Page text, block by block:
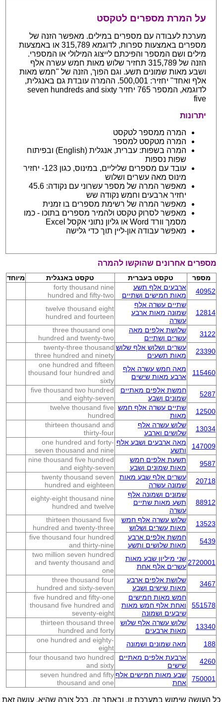
על המרת מספרים לטקסט
מערכת לעבודה עם מספרים במילים. מאפשר הזנה של
מספרים באמצעות ספרות, לדוגמא 315,789 או באמצעות
מילים ושם המספר והפיכתם לייצוג המילולי או המספרי.
הזנה של 315,789 תחזיר שלוש מאות חמש עשרה אלף
ושבע מאות שמונים תשע. וגם הפוך, הזנה של "חמש מאות
אלף ואחד" יחזיר: 500,001. ההמרה עובדת גם באנגלית,
לדוגמא, המספר 765 יחזיר seven hundreds and sixty
five
יתרונות
המרה ממספר לטקסט
המרה מטקסט למספר
המרה בשפות: עברית, אנגלית (English) ובפיתוח
שפות נספות
עובד עם מספרים שליליים, במינוס, כגון 123- יחזיר
מינוס מאה עשרים ושלוש
מאפשר המרה של מספר עשרוני עם נקודה: 45.6
יחזיר ארבעים וחמש נקודה שש
מאפשר המרה של רשימת מספרים בו זמנית
מאפשר לסרוק טקסט ולהמיר מספרים בתוכו - כמו
מסמך וורד Word או גליון נתוני אקסל Excel
מאפשר עבודה און-ליין תוך כדי גלישה
מספרים אחרונים שהוקשו להמרה
מספר טקסט בעברית טקסט באנגלית
מיוחד
40952
ארבעים אלף תשע
מאות חמישים ושתיים
forty thousand nine
hundred and fifty-two
12814
שתיים עשרה אלף
שמונה מאות ארבע
עשרה
twelve thousand eight
hundred and fourteen
3122
שלושת אלפים מאה
עשרים ושתיים
three thousand one
hundred and twenty-two
23390
עשרים ושלוש אלף שלוש
מאות תשעים
twenty-three thousand
three hundred and ninety
115460
מאה חמש עשרה אלף
ארבע מאות שישים
one hundred and fifteen
thousand four hundred and
sixty
5287
חמשת אלפים מאתיים
שמונים ושבע
five thousand two hundred
and eighty-seven
12500
שתיים עשרה אלף חמש
מאות
twelve thousand five
hundred
13034
שלוש עשרה אלף
שלושים וארבע
thirteen thousand and
thirty-four
147009
מאה ארבעים ושבע אלף
ותשע
one hundred and forty-
seven thousand and nine
9587
תשעת אלפים חמש
מאות שמונים ושבע
nine thousand five hundred
and eighty-seven
20718
עשרים אלף שבע מאות
שמונה עשרה
twenty thousand seven
hundred and eighteen
88912
שמונים ושמונה אלף
תשע מאות שתיים
עשרה
eighty-eight thousand nine
hundred and twelve
13523
שלוש עשרה אלף חמש
מאות עשרים ושלוש
thirteen thousand five
hundred and twenty-three
5439
חמשת אלפים ארבע
מאות שלושים ותשע
five thousand four hundred
and thirty-nine
2720001 שני מיליון שבע מאות
עשרים אלף אחת
two million seven hundred
and twenty thousand and
one
3467
שלושת אלפים ארבע
מאות שישים ושבע
three thousand four
hundred and sixty-seven
551578
חמש מאות חמישים
ואחת אלף חמש מאות
שיבעים ושמונה
five hundred and fifty-one
thousand five hundred and
seventy-eight
13340
שלוש עשרה אלף שלוש
מאות ארבעים
thirteen thousand three
hundred and forty
188
מאה שמונים ושמונה
one hundred and eighty-
eight
4260
ארבעת אלפים מאתיים
שישים
four thousand two hundred
and sixty
750001
שבע מאות חמישים אלף
אחת
seven hundred and fifty
thousand and one
כל העושה שימוש במערכת זו, ובאתר זה, בכל צורה שהיא, עושה זאת